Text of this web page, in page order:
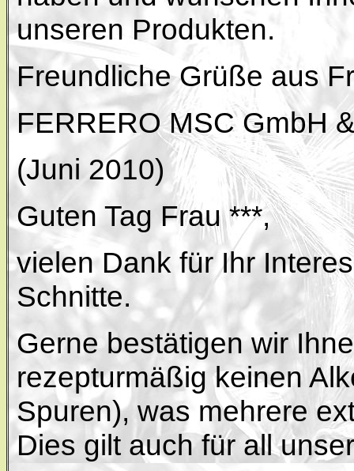
unseren Produkten.
Freundliche Grüße aus
FERRERO MSC GmbH
(Juni 2010)
Guten Tag Frau ***,
vielen Dank für Ihr
Schnitte.
Gerne bestätigen wir
rezepturmäßig keinen
Spuren), was mehrere
Dies gilt auch für all